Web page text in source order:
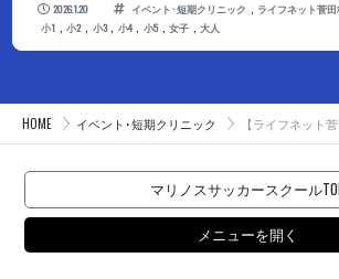
2026.1.20 イベント･短期クリニック ライフネット菅
小1 , 小2 , 小3 , 小4 , 小5 , 女子 , 大人
HOME イベント･短期クリニック 【ライフネット
マリノスサッカースクール
メニューを開く